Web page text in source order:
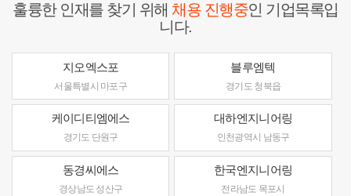
훌륭한 인재를 찾기 위해채용 진행중인 기업목록입
니다.
지오엑스포
서울특별시 마포구
블루엠텍
경기도 청북읍
케이디티엠에스
경기도 단원구
대하엔지니어링
인천광역시 남동구
동경씨에스
경상남도 성산구
한국엔지니어링
전라남도 목포시